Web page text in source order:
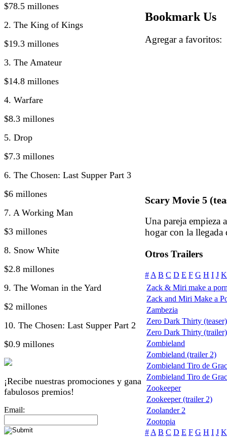
$78.5 millones
2. The King of Kings
$19.3 millones
3. The Amateur
$14.8 millones
4. Warfare
$8.3 millones
5. Drop
$7.3 millones
6. The Chosen: Last Supper Part 3
$6 millones
7. A Working Man
$3 millones
8. Snow White
$2.8 millones
9. The Woman in the Yard
$2 millones
10. The Chosen: Last Supper Part 2
$0.9 millones
¡Recibe nuestras promociones y gana
fabulosos premios!
Email:
Bookmark Us
Agregar a
Scary Movie 5
Una pareja empieza
hogar con la llegada
Otros Trailers
# A B C D E F G H I J K
Zack & Miri make a
Zack and Miri Make a
Zambezia
Zero Dark Thirty (teaser)
Zero Dark Thirty (trailer)
Zombieland
Zombieland (trailer 2)
Zombieland Tiro de
Zombieland Tiro de
Zookeeper
Zookeeper (trailer 2)
Zoolander 2
Zootopia
# A B C D E F G H I J K